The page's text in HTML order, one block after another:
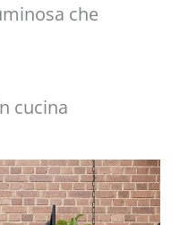
che
cucina